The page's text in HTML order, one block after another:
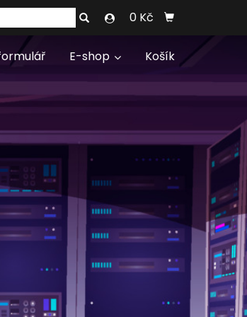
0 Kč
E-shop Košík